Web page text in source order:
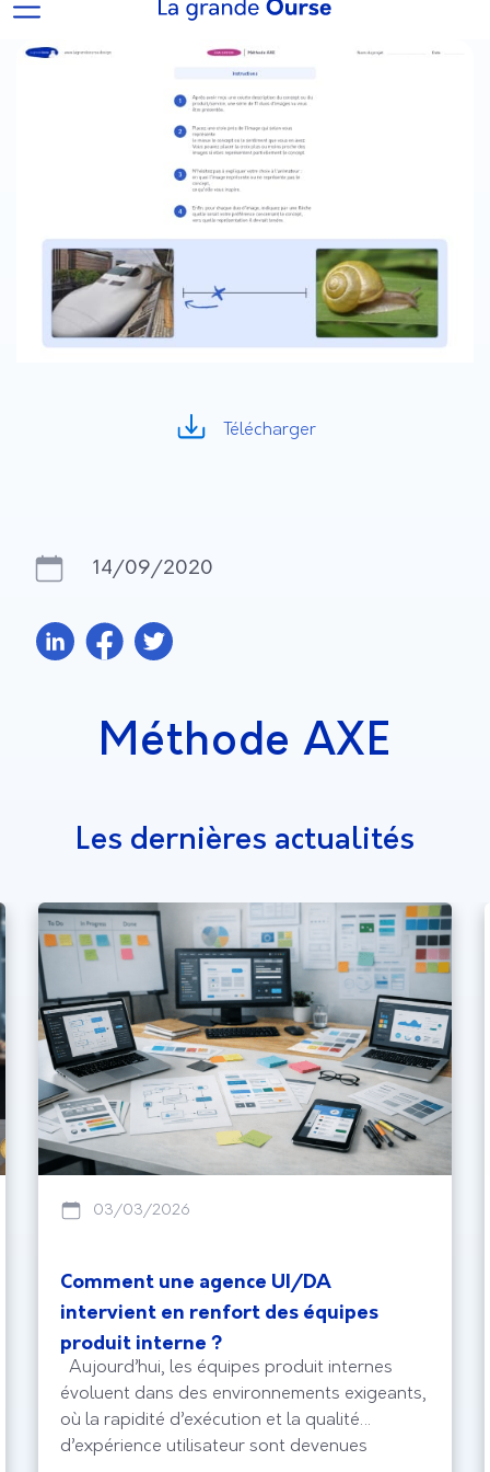
Télécharger
14/09/2020
Méthode AXE
Les dernières actualités
03/03/2026
Comment une agence UI/DA
intervient en renfort des équipes
produit interne ?
Aujourd’hui, les équipes produit internes
évoluent dans des environnements exigeants,
où la rapidité d’exécution et la qualité
d’expérience utilisateur sont devenues